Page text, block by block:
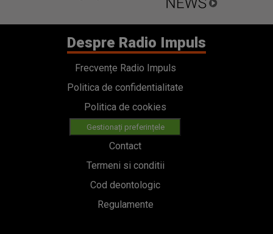
Despre Radio Impuls
Frecvențe Radio Impuls
Politica de confidentialitate
Politica de cookies
Gestionați preferințele
Contact
Termeni si conditii
Cod deontologic
Regulamente